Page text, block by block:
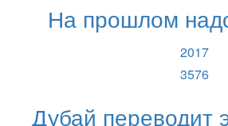
На прошлом
2017
3576
Дубай переводит